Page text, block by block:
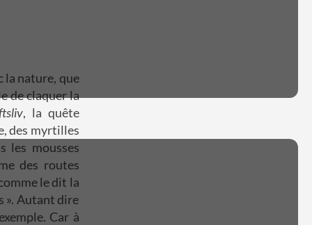
la nature, que
de claquer la
, la quête
des myrtilles
les mousses
des routes
le dit la
». Autant dire
Car à